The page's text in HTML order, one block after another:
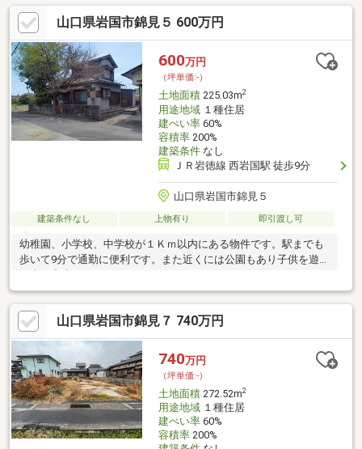
易なエリア、山陽本線岩国周辺での土地を探しませんか！0827-
28-2115、またはinfo@ark-plan.comまでお気軽にお問い合わせく
ださいませ(^_^)
山口県岩国市錦見５ 600万円
600万円
（坪単価:-）
土地面積225.03m2
用途地域１種住居
建ぺい率60%
容積率200%
建築条件なし
ＪＲ岩徳線 西岩国駅 徒歩9分
山口県岩国市錦見５
建築条件なし 上物有り 即引渡し可
幼稚園、小学校、中学校が１Ｋｍ以内にある物件です。駅までも
歩いて9分で通勤に便利です。また近くには公園もあり子供を遊ば
す事が出来ます。
山口県岩国市錦見７ 740万円
740万円
（坪単価:-）
土地面積272.52m2
用途地域１種住居
建ぺい率60%
容積率200%